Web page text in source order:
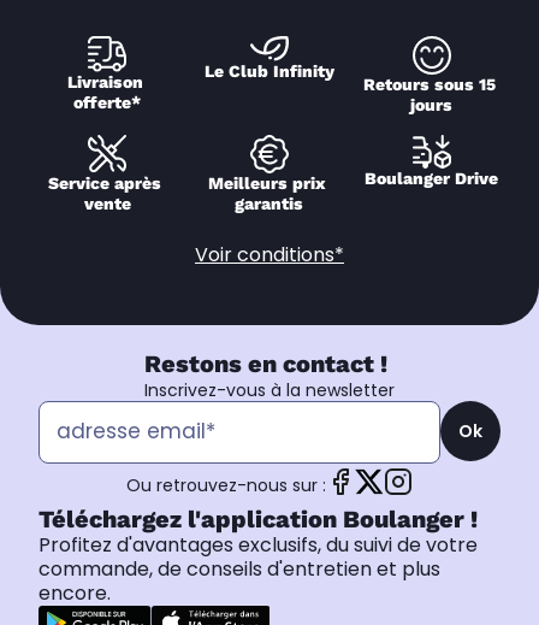
Livraison
offerte*
Le Club Infinity
Retours sous 15
jours
Service après
vente
Meilleurs prix
garantis
Boulanger Drive
Voir conditions*
Restons en contact !
Inscrivez-vous à la newsletter
Ok
Ou retrouvez-nous sur :
Téléchargez l'application Boulanger !
Profitez d'avantages exclusifs, du suivi de votre
commande, de conseils d'entretien et plus
encore.